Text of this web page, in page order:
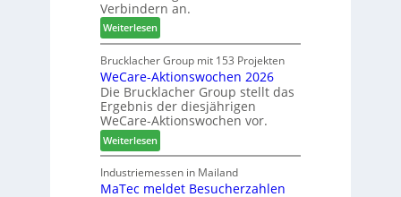
s
c
h
ä
f
t
s
f
ü
h
r
e
c
h
n
u
n
g
e
n
f
ü
r
P
Verbindern an.
Weiterlesen:
L
a
m
e
l
l
o
-
F
r
Brucklacher Group mit 153 Projekten
WeCare-Aktionswochen 2026
Die Brucklacher Group stellt das
Ergebnis der diesjährigen
WeCare-Aktionswochen vor.
Weiterlesen:
W
e
C
Industriemessen in Mailand
MaTec meldet Besucherzahlen